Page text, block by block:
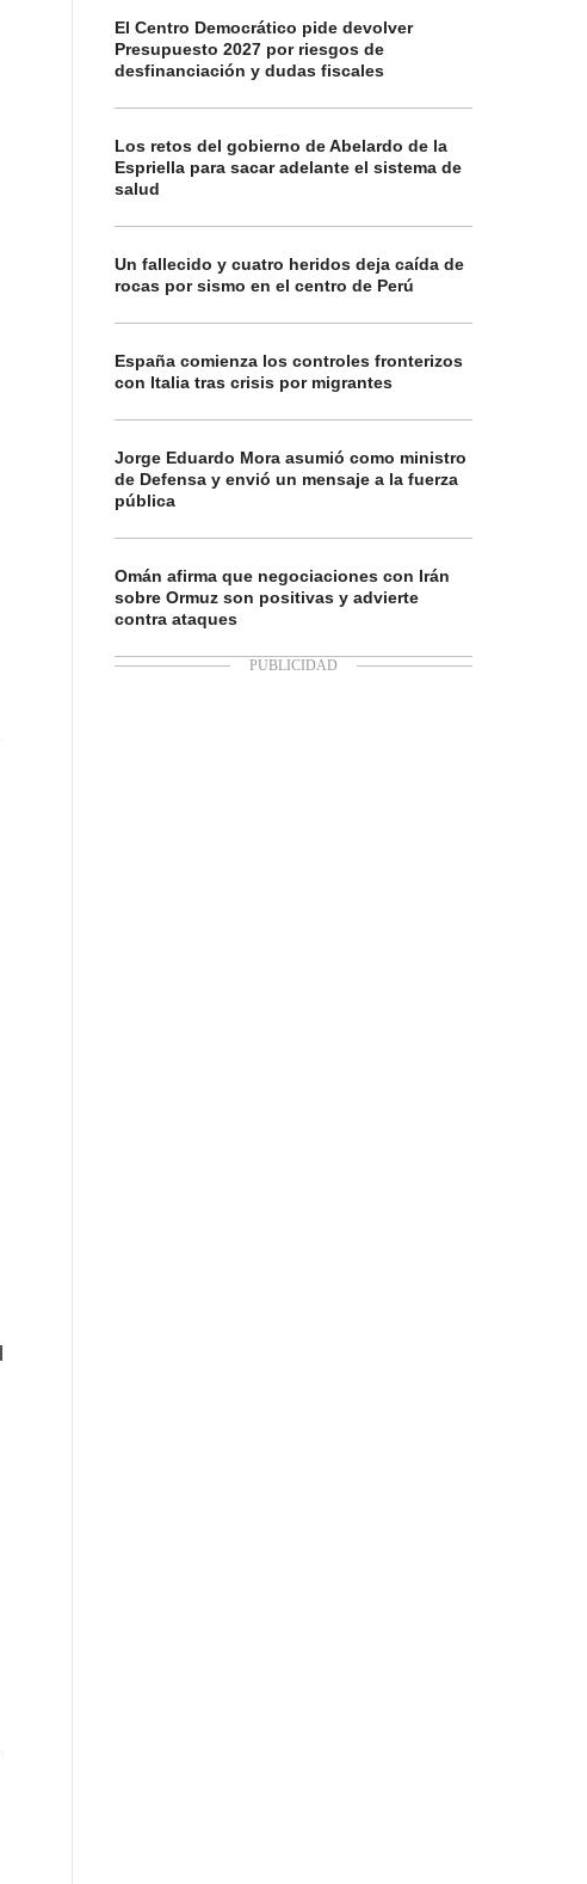
El Centro Democrático pide devolver
Presupuesto 2027 por riesgos de
desfinanciación y dudas fiscales
Los retos del gobierno de Abelardo de la
Espriella para sacar adelante el sistema de
salud
Un fallecido y cuatro heridos deja caída de
rocas por sismo en el centro de Perú
España comienza los controles fronterizos
con Italia tras crisis por migrantes
Jorge Eduardo Mora asumió como ministro
de Defensa y envió un mensaje a la fuerza
pública
Omán afirma que negociaciones con Irán
sobre Ormuz son positivas y advierte
contra ataques